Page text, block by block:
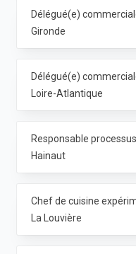
Gironde
Loire-Atlantique
Hainaut
La Louvière